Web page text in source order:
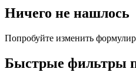
Ничего не нашлось
Попробуйте изменить
Быстрые фильтры